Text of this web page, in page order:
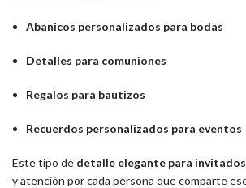
Abanicos personalizados para bodas
Detalles para comuniones
Regalos para bautizos
Recuerdos personalizados para eventos
Este tipo de detalle elegante para invitados
y atención por cada persona que comparte